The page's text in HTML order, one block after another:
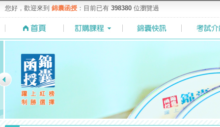
您好，歡迎來到 錦囊函授 ：目前已有 398380 位瀏覽過
【重要】114年度起，雲端函授之課堂教材須知，請點我查看☀☀☀